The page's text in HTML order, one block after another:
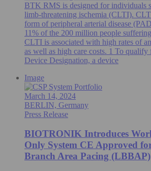
BTK RMS is designed for individuals
limb-threatening ischemia (CLTI).
form of peripheral arterial disease
11% of the 200 million people
CLTI is associated with high rates of
as well as high care costs. 1 To
Device Designation, a device
Image
March 14, 2024
BERLIN, Germany
Press Release
BIOTRONIK Introduces
Only System CE Approved
Branch Area Pacing (LBBAP)